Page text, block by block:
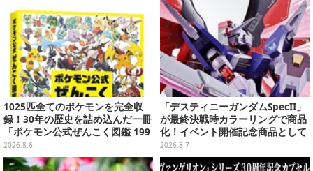
1025匹全てのポケモンを完全収
録！30年の歴史を詰め込んだ一冊
「ポケモン公式ぜんこく図鑑 199
6-2026」が大ボリューム
2026.8.6
「デスティニーガンダムSpecII」
が最終決戦時カラーリングで商品
化！イベント開催記念商品として
METAL ROBOT魂に新登場
2026.8.7